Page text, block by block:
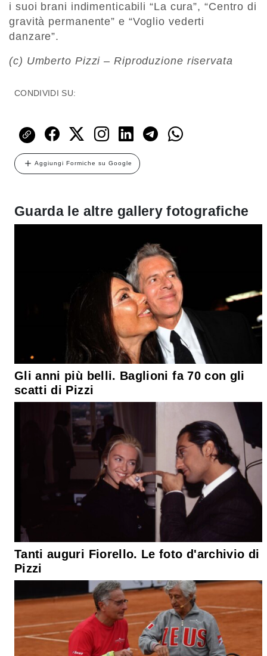
i suoi brani indimenticabili “La cura”, “Centro di
gravità permanente” e “Voglio vederti
danzare”.
(c) Umberto Pizzi – Riproduzione riservata
CONDIVIDI SU:
Aggiungi Formiche su Google
Guarda le altre gallery fotografiche
Gli anni più belli. Baglioni fa 70 con gli
scatti di Pizzi
Tanti auguri Fiorello. Le foto d'archivio di
Pizzi